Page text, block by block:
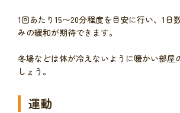
1回あたり15〜20分程度を目安に行い、1日
みの緩和が期待できます。
冬場などは体が冷えないように暖かい部屋
しょう。
運動